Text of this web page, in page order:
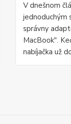
V dnešnom
jednoduchým
správny
MacBook".
nabíjačka už